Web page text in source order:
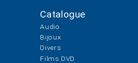
Catalogue
Audio
Bijoux
Divers
Films DVD